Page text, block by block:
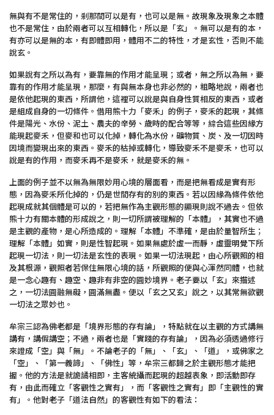
無與有不是常住的，剎那間可以是有，也可以是無。故現象及現象之本體
也不是常住，由於兩者可以互相轉化，所以是「玄」。無可以是有的本，
有亦可以是無的本，有即體即用，體用不二的特性，才是玄性，否則不能
說玄。
如果說有之所以為有，要靠無的作用才能呈現；或者，無之所以為無，要
靠有的作用才能呈現，那麼，有與無本身也非必然的，粗略地說，兩者也
是依他起現的東西，所謂他，這裡可以說是與自身性質相反的東西，或者
是組成自身的一切條件。借用熊十力「麥禾」的例子，麥禾的起現，其條
件是陽光、水份、泥土、農夫的辛勞、歲時的配合等等，綜合這些因緣方
能現起麥禾，但麥和也可以化掉，轉化為水份，礦物質、炭、及一切因時
因境而變現出來的東西。麥禾的枯掉或轉化，導致麥禾不是麥禾，也可以
說是有的作用，而麥禾再不是麥禾，就是麥禾的無。
上面的例子並不以無為無限妙用心境的層面看，而是把無看成是實有形
態，因為麥禾所化掉的，仍是世間存有的別的東西。若以因緣為條件依他
起現成就其個體是可以的，若把無作為主觀形態的顯現則說不過去。但依
熊十力有關本體的形成說之，則一切所謂被理解的「本體」，其實也不過
是主觀的產物，是心所造成的。理解「本體」不準確，是由於量智所生；
理解「本體」如實，則是性智起現。如果無處於虛一而靜，虛靈明覺下所
起現一切法，則一切法是玄性的表現。如果一切法現起，由心所觀照的相
及其根源，觀照者若保住無限心境的話，所觀照的便與心渾然同體，也就
是一念心趣有、趣空、趣非有非空的圓妙境界。老子要以「玄」來描述
之，一切法圓融無礙，圓滿無盡。便以「玄之又玄」說之，以其常無欲觀
一切法之眾妙也。
牟宗三認為佛老都是「境界形態的存有論」，特點就在以主觀的方式講無
講有，講假講空；不過，兩者也是「實踐的存有論」，因為必須透過修行
來證成「空」與「無」。不論老子的「無」、「玄」、「道」，或佛家之
「空」、「第一義諦」、「佛性」等，牟宗三都歸之於主觀形態才能把
握。他的方法是就詭譎相即，主客統攝而起現的超越表象，即活動即存
有，由此而確立「客觀性之實有」，而「客觀性之實有」即「主觀性的實
有」。他對老子「道法自然」的客觀性有如下的看法：